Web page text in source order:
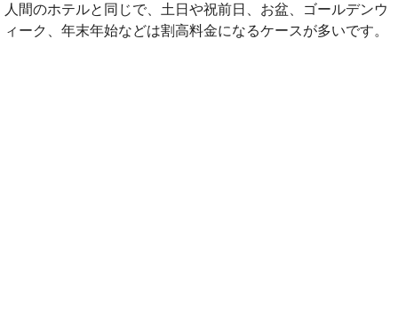
人間のホテルと同じで、土日や祝前日、お盆、ゴールデンウ
ィーク、年末年始などは割高料金になるケースが多いです。